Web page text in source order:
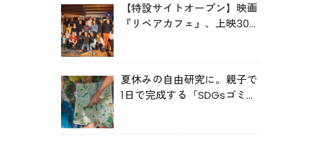
【特設サイトオープン】映画
『リペアカフェ』、上映300
夏休みの自由研究に。親子で
1日で完成する「SDGsゴミ・